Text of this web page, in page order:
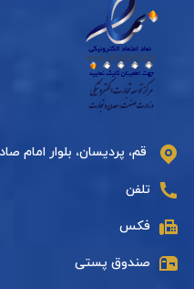
قم، پردیسان، بلوار امام
تلفن
فکس
صندوق پستی